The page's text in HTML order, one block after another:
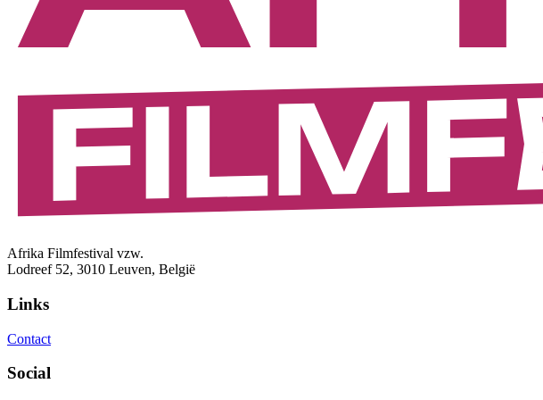
Afrika Filmfestival vzw.
Lodreef 52, 3010 Leuven, België
Links
Contact
Social